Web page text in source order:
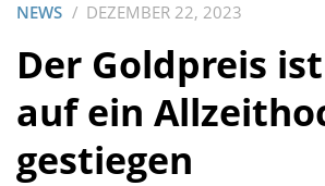
NEWS DEZEMBER 22, 2023
Der Goldpreis
auf ein
gestiegen